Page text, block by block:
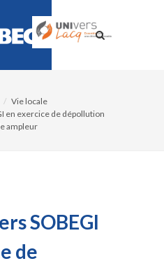
Vie locale
en exercice de dépollution
ampleur
SOBEGI
de